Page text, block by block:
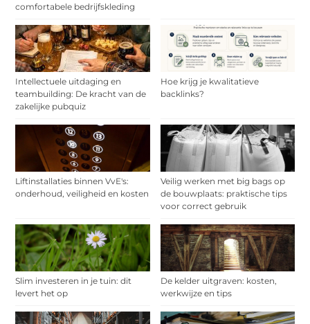
comfortabele bedrijfskleding
Intellectuele uitdaging en
teambuilding: De kracht van de
zakelijke pubquiz
Hoe krijg je kwalitatieve
backlinks?
Liftinstallaties binnen VvE's:
onderhoud, veiligheid en kosten
Veilig werken met big bags op
de bouwplaats: praktische tips
voor correct gebruik
Slim investeren in je tuin: dit
levert het op
De kelder uitgraven: kosten,
werkwijze en tips